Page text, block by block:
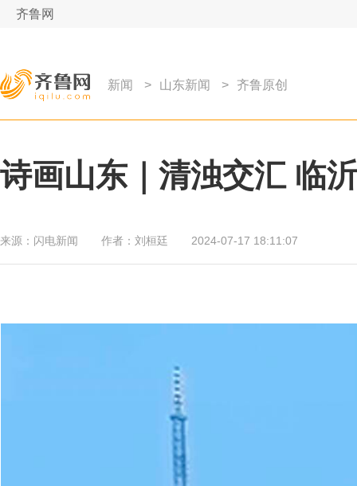
齐鲁网
新闻 > 山东新闻 > 齐鲁原创
诗画山东｜清浊交汇 临
来源： 闪电新闻 作者： 刘桓廷 2024-07-17 18:11:07